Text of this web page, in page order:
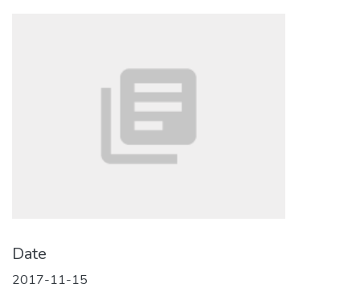
Date
2017-11-15